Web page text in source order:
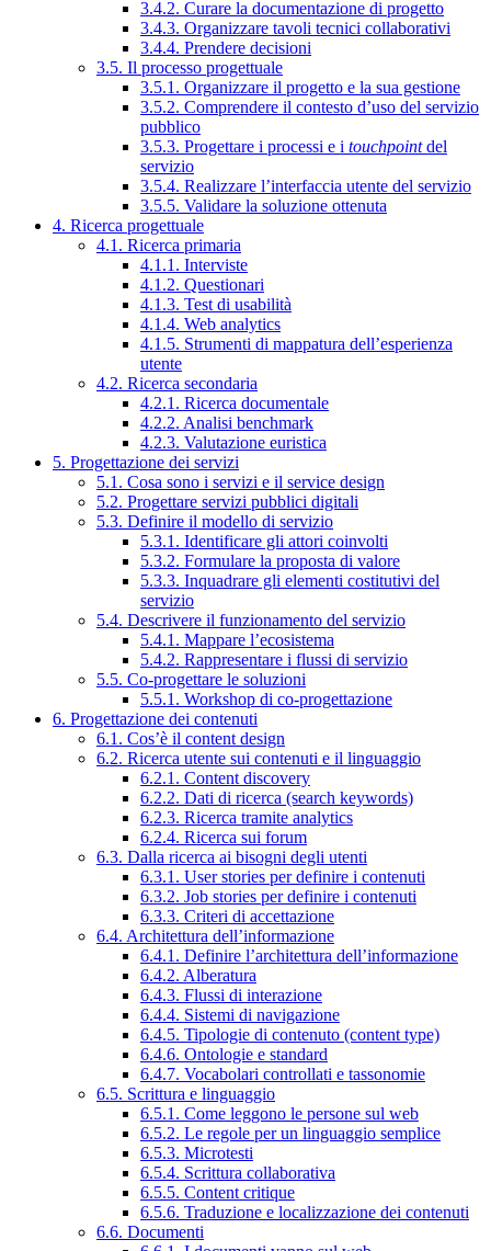
3.4.2. Curare la documentazione di progetto
3.4.3. Organizzare tavoli tecnici collaborativi
3.4.4. Prendere decisioni
3.5. Il processo progettuale
3.5.1. Organizzare il progetto e la sua gestione
3.5.2. Comprendere il contesto d’uso del servizio
pubblico
3.5.3. Progettare i processi e i touchpointdel
servizio
3.5.4. Realizzare l’interfaccia utente del servizio
3.5.5. Validare la soluzione ottenuta
4. Ricerca progettuale
4.1. Ricerca primaria
4.1.1. Interviste
4.1.2. Questionari
4.1.3. Test di usabilità
4.1.4. Web analytics
4.1.5. Strumenti di mappatura dell’esperienza
utente
4.2. Ricerca secondaria
4.2.1. Ricerca documentale
4.2.2. Analisi benchmark
4.2.3. Valutazione euristica
5. Progettazione dei servizi
5.1. Cosa sono i servizi e il service design
5.2. Progettare servizi pubblici digitali
5.3. Definire il modello di servizio
5.3.1. Identificare gli attori coinvolti
5.3.2. Formulare la proposta di valore
5.3.3. Inquadrare gli elementi costitutivi del
servizio
5.4. Descrivere il funzionamento del servizio
5.4.1. Mappare l’ecosistema
5.4.2. Rappresentare i flussi di servizio
5.5. Co-progettare le soluzioni
5.5.1. Workshop di co-progettazione
6. Progettazione dei contenuti
6.1. Cos’è il content design
6.2. Ricerca utente sui contenuti e il linguaggio
6.2.1. Content discovery
6.2.2. Dati di ricerca (search keywords)
6.2.3. Ricerca tramite analytics
6.2.4. Ricerca sui forum
6.3. Dalla ricerca ai bisogni degli utenti
6.3.1. User stories per definire i contenuti
6.3.2. Job stories per definire i contenuti
6.3.3. Criteri di accettazione
6.4. Architettura dell’informazione
6.4.1. Definire l’architettura dell’informazione
6.4.2. Alberatura
6.4.3. Flussi di interazione
6.4.4. Sistemi di navigazione
6.4.5. Tipologie di contenuto (content type)
6.4.6. Ontologie e standard
6.4.7. Vocabolari controllati e tassonomie
6.5. Scrittura e linguaggio
6.5.1. Come leggono le persone sul web
6.5.2. Le regole per un linguaggio semplice
6.5.3. Microtesti
6.5.4. Scrittura collaborativa
6.5.5. Content critique
6.5.6. Traduzione e localizzazione dei contenuti
6.6. Documenti